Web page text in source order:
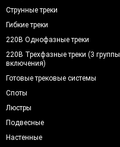
Струнные треки
Гибкие треки
220В Однофазные треки
220В Трехфазные треки (3 группы
включения)
Готовые трековые системы
Споты
Люстры
Подвесные
Настенные